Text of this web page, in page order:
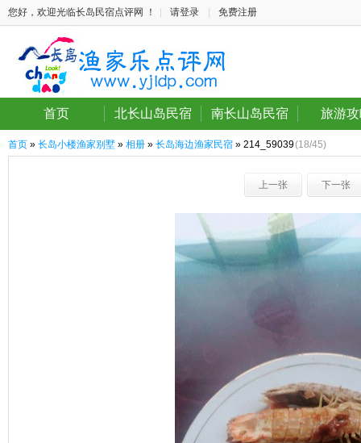
您好，欢迎光临长岛民宿点评网 ！ 请登录 免费注册
首页 北长山岛民宿 南长山岛民宿 旅游
首页 » 长岛小楼渔家别墅 » 相册 » 长岛海边渔家民宿 » 214_59039(18/45)
上一张 下一张